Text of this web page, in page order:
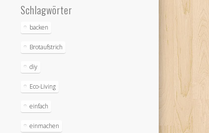
Schlagwörter
backen
Brotaufstrich
diy
Eco-Living
einfach
einmachen